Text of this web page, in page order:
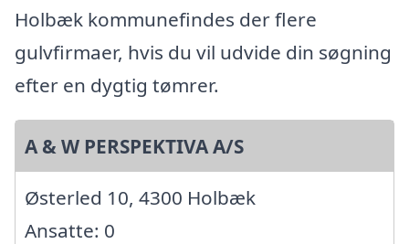
Holbæk kommunefindes der flere
gulvfirmaer, hvis du vil udvide din søgning
efter en dygtig tømrer.
A & W PERSPEKTIVA A/S
Østerled 10, 4300 Holbæk
Ansatte: 0